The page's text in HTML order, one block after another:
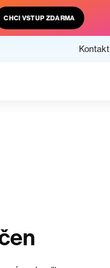
CHCI VSTUP ZDARMA
Kontakt